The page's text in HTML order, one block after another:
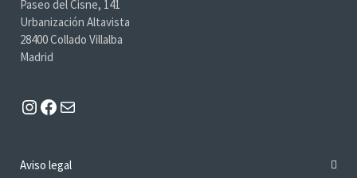
Paseo del Cisne, 141
Urbanización Altavista
28400 Collado Villalba
Madrid
Instagram
Facebook
Aviso legal